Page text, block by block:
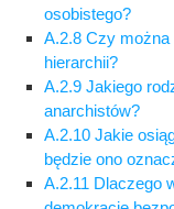
osobistego?
A.2.8 Czy
hierarchii?
A.2.9 Jakiego
anarchistów?
A.2.10 Jakie
będzie ono
A.2.11 Dlaczego